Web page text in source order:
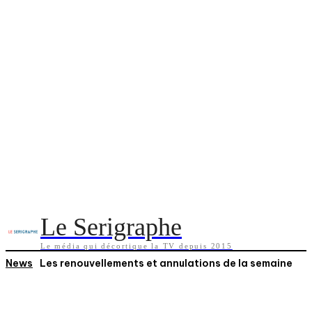
Le Serigraphe
Le média qui décortique la TV depuis 2015
News Les renouvellements et annulations de la semaine